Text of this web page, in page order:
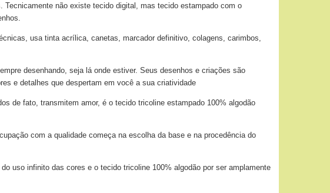
não existe tecido digital, mas tecido estampado com o
usa tinta acrílica, canetas, marcador definitivo, colagens, carimbos,
desenhando, seja lá onde estiver. Seus desenhos e criações são
e detalhes que despertam em você a sua criatividade
de fato, transmitem amor, é o tecido tricoline estampado 100% algodão
com a qualidade começa na escolha da base e na procedência do
uso infinito das cores e o tecido tricoline 100% algodão por ser amplamente